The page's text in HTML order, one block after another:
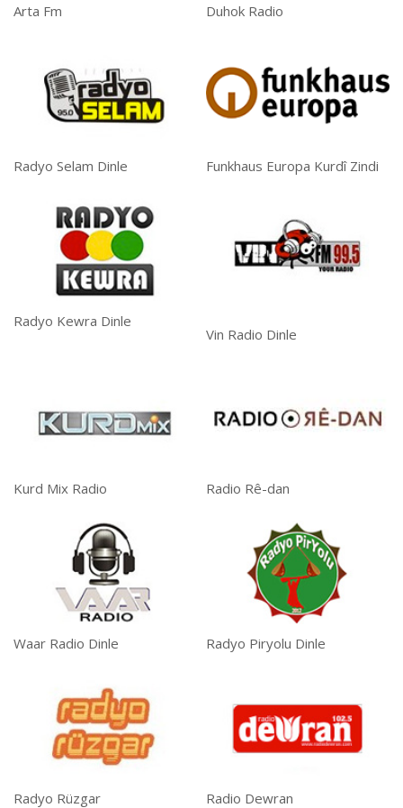
Arta Fm Duhok Radio
Radyo Selam Dinle Funkhaus Europa Kurdî Zindi
Radyo Kewra Dinle
Vin Radio Dinle
Kurd Mix Radio Radio Rê-dan
Waar Radio Dinle Radyo Piryolu Dinle
Radyo Rüzgar Radio Dewran